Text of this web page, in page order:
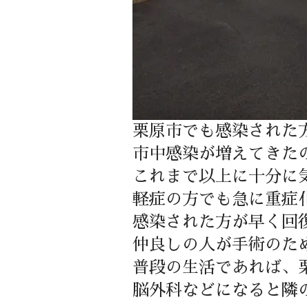
栗原市でも感染された
市中感染が増えてきた
これまで以上に十分に
軽症の方でも急に重症
感染された方が早く回
仲良しの人が手術のた
普段の生活であれば、
脳外科などになると隣